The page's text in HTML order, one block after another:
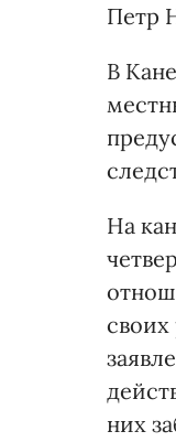
Петр
В
На
них